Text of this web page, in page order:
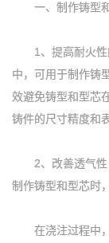
一、制作铸型
1、提高耐火性
中，可用于制作铸
效避免铸型和型芯
铸件的尺寸精度和
2、改善透气性
制作铸型和型芯时
在浇注过程中，